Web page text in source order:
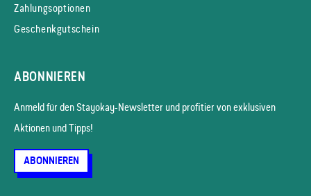
Zahlungsoptionen
Geschenkgutschein
ABONNIEREN
Anmeld für den Stayokay-News­letter und profitier von exklusiven
Aktionen und Tipps!
ABONNIEREN